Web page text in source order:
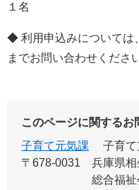
１名
◆ 利用申込みについて
までお問い合わせくださ
このページに関するお
子育て元気課
子育
〒678-0031
兵庫県
総合福